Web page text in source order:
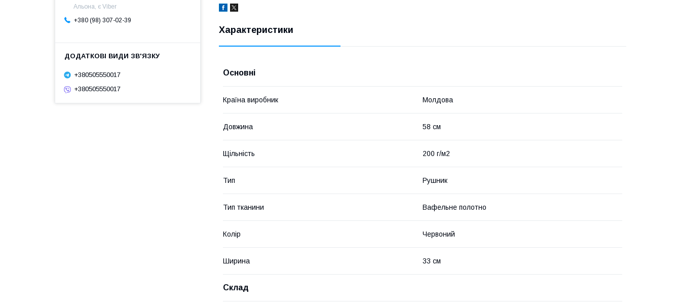
Характеристики
Основні
Країна виробник Молдова
Довжина 58 см
Щільність 200 г/м2
Тип Рушник
Тип тканини Вафельне полотно
Колір Червоний
Ширина 33 см
Склад
Альона, є Viber
+380 (98) 307-02-39
+380505550017
+380505550017